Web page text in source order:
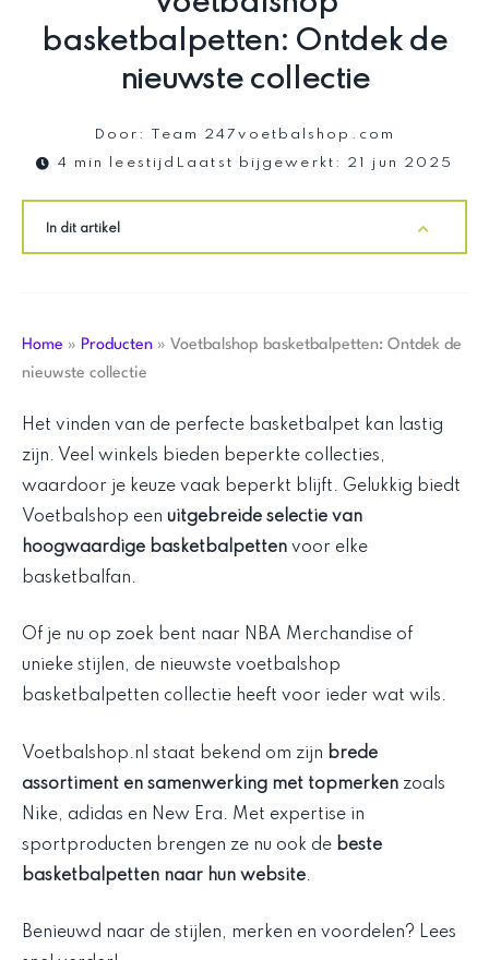
basketbalpetten: Ontdek de
nieuwste collectie
Door:
Team 247voetbalshop.com
4 min leestijd Laatst bijgewerkt: 21 jun 2025
In dit artikel
Home » Producten » Voetbalshop basketbalpetten: Ontdek de
nieuwste collectie
Het vinden van de perfecte basketbalpet kan lastig
zijn. Veel winkels bieden beperkte collecties,
waardoor je keuze vaak beperkt blijft. Gelukkig biedt
Voetbalshop een uitgebreide selectie van
hoogwaardige basketbalpetten voor elke
basketbalfan.
Of je nu op zoek bent naar NBA Merchandise of
unieke stijlen, de nieuwste voetbalshop
basketbalpetten collectie heeft voor ieder wat wils.
Voetbalshop.nl staat bekend om zijn brede
assortiment en samenwerking met topmerken zoals
Nike, adidas en New Era. Met expertise in
sportproducten brengen ze nu ook de beste
basketbalpetten naar hun website.
Benieuwd naar de stijlen, merken en voordelen? Lees